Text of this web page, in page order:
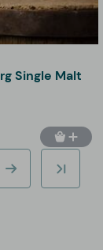
Single Malt